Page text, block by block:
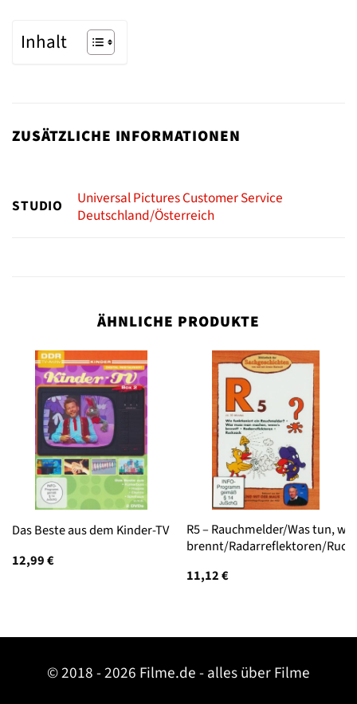
Inhalt
ZUSÄTZLICHE INFORMATIONEN
STUDIO
Universal Pictures Customer Service
Deutschland/Österreich
ÄHNLICHE PRODUKTE
Das Beste aus dem Kinder-TV
12,99€
R5 – Rauchmelder/Was tun,
brennt/Radarreflektoren/
11,12€
© 2018 - 2026 Filme.de - alles über Filme